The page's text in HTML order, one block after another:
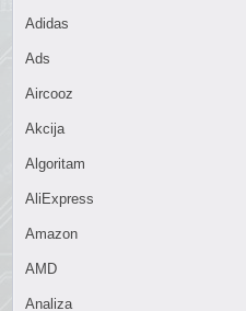
Adidas
Ads
Aircooz
Akcija
Algoritam
AliExpress
Amazon
AMD
Analiza